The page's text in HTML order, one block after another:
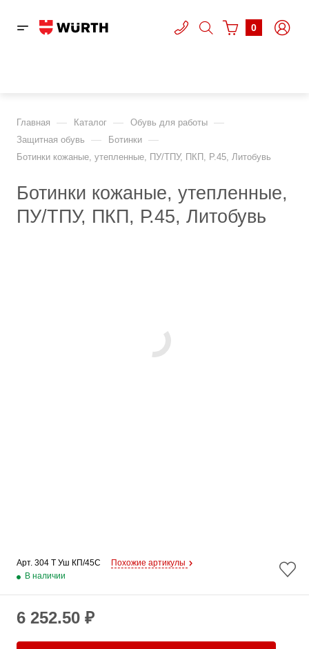
0
Главная — Каталог — Обувь для работы —
Защитная обувь — Ботинки —
Ботинки кожаные, утепленные, ПУ/ТПУ, ПКП, Р.45, Литобувь
Ботинки кожаные, утепленные,
ПУ/ТПУ, ПКП, Р.45, Литобувь
Арт. 304 Т Уш КП/45C
Похожие артикулы
В наличии
6 252.50 ₽